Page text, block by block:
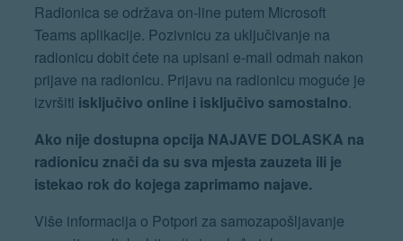
Radionica se održava on-line putem Microsoft
Teams aplikacije. Pozivnicu za uključivanje na
radionicu dobit ćete na upisani e-mail odmah nakon
prijave na radionicu. Prijavu na radionicu moguće je
izvršiti isključivo online i isključivo samostalno.
Ako nije dostupna opcija NAJAVE DOLASKA na
radionicu znači da su sva mjesta zauzeta ili je
istekao rok do kojega zaprimamo najave.
Više informacija o Potpori za samozapošljavanje